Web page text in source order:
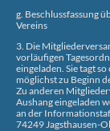
g. Beschlussfassung
Vereins
3. Die
vorläufigen
eingeladen. Sie tagt
möglichst zu Beginn
Zu anderen
Aushang eingeladen
an der
74249 Jagsthausen-